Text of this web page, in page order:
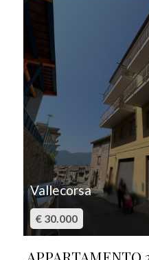
Vallecorsa
€ 30.000